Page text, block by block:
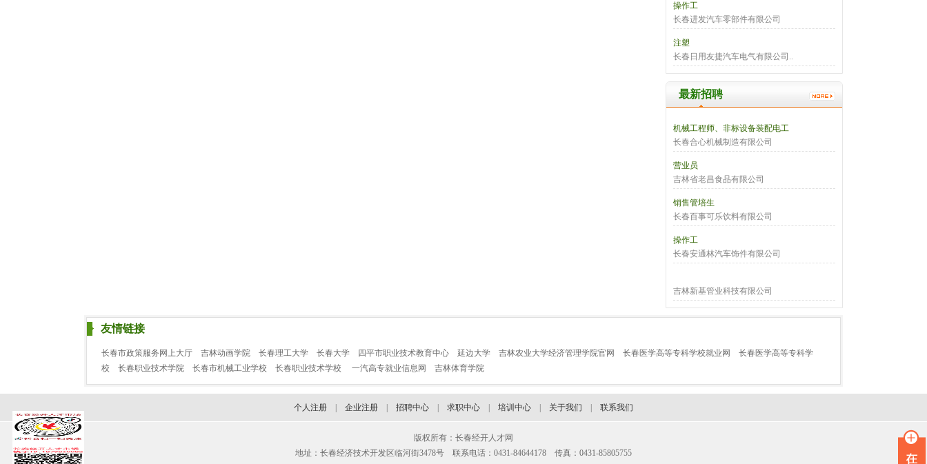
操作工
长春进发汽车零部件有限公司
注塑
长春日用友捷汽车电气有限公司..
最新招聘
机械工程师、非标设备装配电工
长春合心机械制造有限公司
营业员
吉林省老昌食品有限公司
销售管培生
长春百事可乐饮料有限公司
操作工
长春安通林汽车饰件有限公司
吉林新基管业科技有限公司
友情链接
长春市政策服务网上大厅 吉林动画学院 长春理工大学 长春大学 四平市职业技术教育中心 延边大学 吉林农业大学经济管理学院官网 长春医学高等专科学校就业网
长春医学高等专科学
校
长春职业技术学院 长春市机械工业学校 长春职业技术学校 一汽高专就业信息网 吉林体育学院
个人注册 企业注册 招聘中心 求职中心 培训中心 关于我们 联系我们
版权所有：长春经开人才网
地址：长春经济技术开发区临河街3478号 联系电话：0431-84644178 传真：0431-85805755